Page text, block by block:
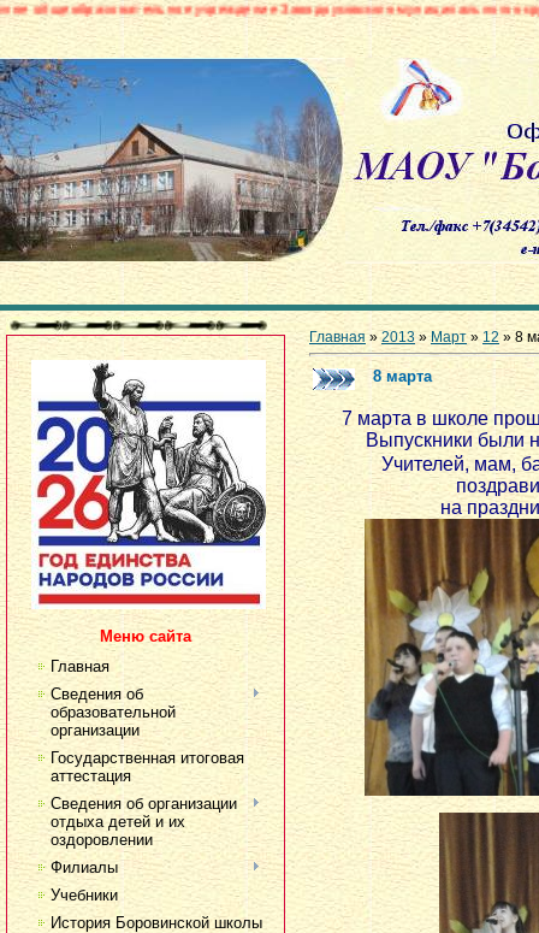
учреждение Заводоуковского муниципального округа
Меню сайта
Главная
Сведения об
образовательной
организации
Государственная итоговая
аттестация
Сведения об организации
отдыха детей и их
оздоровлении
Филиалы
Учебники
История Боровинской школы
Главная »2013 » Март » 12 » 8
8 марта
7 марта в школе
Выпускники были
Учителей, мам,
на